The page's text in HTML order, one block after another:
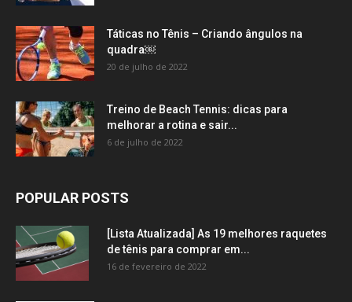
Táticas no Tênis – Criando ângulos na
quadra￼
20 de julho de 2022
Treino de Beach Tennis: dicas para
melhorar a rotina e sair...
6 de julho de 2022
POPULAR POSTS
[Lista Atualizada] As 19 melhores raquetes
de tênis para comprar em...
16 de fevereiro de 2022